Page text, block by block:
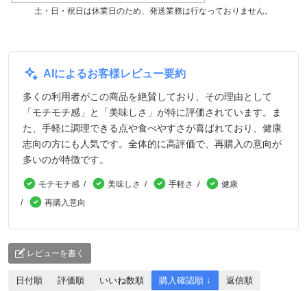
土・日・祝日は休業日のため、発送業務は行なっておりません。
AIによるお客様レビュー要約
多くの利用者がこの商品を絶賛しており、その理由として
「モチモチ感」と「美味しさ」が特に評価されています。ま
た、手軽に調理できる点や食べやすさが喜ばれており、健康
志向の方にも人気です。全体的に高評価で、再購入の意向が
多いのが特徴です。
モチモチ感 美味しさ 手軽さ
健康
再購入意向
レビューを書く
日付順 評価順 いいね数順 購入確認順 ↓
返信順